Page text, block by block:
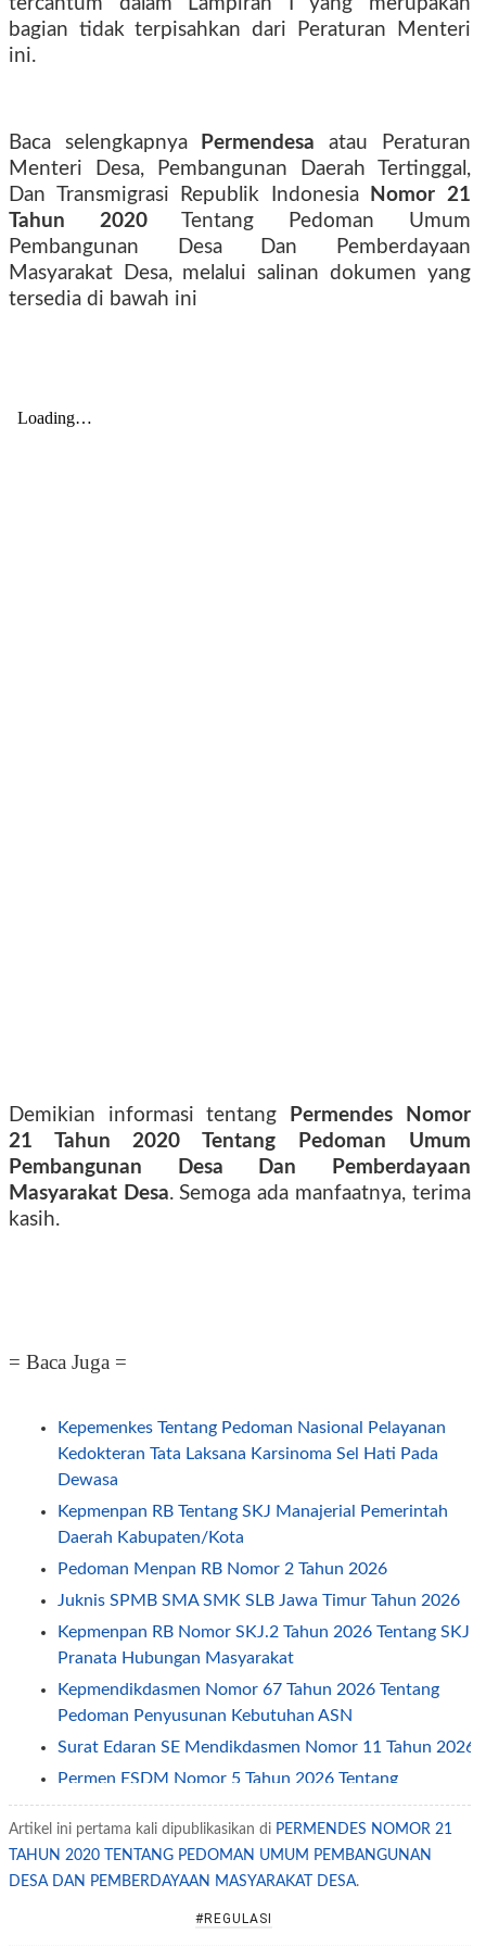
bagian tidak terpisahkan dari Peraturan Menteri
ini.
Baca selengkapnya Permendesa atau Peraturan
Menteri Desa, Pembangunan Daerah Tertinggal,
Dan Transmigrasi Republik Indonesia
Nomor 21
Tahun 2020Tentang Pedoman Umum
Pembangunan Desa Dan Pemberdayaan
Masyarakat Desa, melalui salinan dokumen yang
tersedia di bawah ini
Demikian informasi tentang
Permendes Nomor
21 Tahun 2020 Tentang Pedoman Umum
Pembangunan Desa Dan Pemberdayaan
Masyarakat Desa. Semoga ada manfaatnya, terima
kasih.
= Baca Juga =
Kepemenkes Tentang Pedoman Nasional Pelayanan
Kedokteran Tata Laksana Karsinoma Sel Hati Pada
Dewasa
Kepmenpan RB Tentang SKJ Manajerial Pemerintah
Daerah Kabupaten/Kota
Pedoman Menpan RB Nomor 2 Tahun 2026
Juknis SPMB SMA SMK SLB Jawa Timur Tahun 2026
Kepmenpan RB Nomor SKJ.2 Tahun 2026 Tentang SKJ
Pranata Hubungan Masyarakat
Kepmendikdasmen Nomor 67 Tahun 2026 Tentang
Pedoman Penyusunan Kebutuhan ASN
Surat Edaran SE Mendikdasmen Nomor 11 Tahun 2026
Permen ESDM Nomor 5 Tahun 2026 Tentang
Pemberian Tunjangan Kinerja Pegawai
Jadwal Penerapan One Way dan Ganjil Genap Pada
Libur Idul Fitri 2026
Pengelolaan Layanan Informasi Publik
Artikel ini pertama kali dipublikasikan di PERMENDES NOMOR 21
TAHUN 2020 TENTANG PEDOMAN UMUM PEMBANGUNAN
DESA DAN PEMBERDAYAAN MASYARAKAT DESA.
#REGULASI